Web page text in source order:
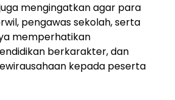
mengingatkan agar para
pengawas sekolah, serta
memperhatikan
berkarakter, dan
kepada peserta